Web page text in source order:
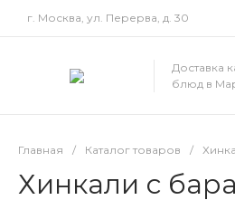
г. Москва, ул. Перерва, д. 30
Доставка
блюд в
Главная / Каталог товаров /
Хинкали с